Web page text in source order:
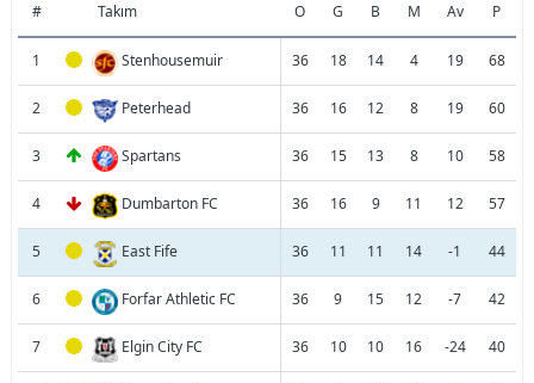
# Takım O G B M Av P
1 Stenhousemuir 36 18 14 4 19 68
2 Peterhead 36 16 12 8 19 60
3 Spartans 36 15 13 8 10 58
4 Dumbarton FC 36 16 9 11 12 57
5 East Fife 36 11 11 14 -1 44
6 Forfar Athletic FC 36 9 15 12 -7 42
7 Elgin City FC 36 10 10 16 -24 40